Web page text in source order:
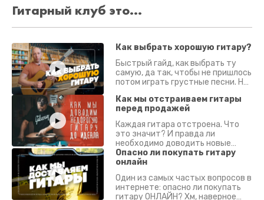
Гитарный клуб это...
Как выбрать хорошую гитару?
Быстрый гайд, как выбрать ту
самую, да так, чтобы не пришлось
потом играть грустные песни. На
Как мы отстраиваем гитары
перед продажей
Каждая гитара отстроена. Что
это значит? И правда ли
необходимо доводить новые
гитары? Если кратко - да.
Подробно - в видео :)
Опасно ли покупать гитару
онлайн
Один из самых частых вопросов в
интернете: опасно ли покупать
гитару ОНЛАЙН? Хм, наверное